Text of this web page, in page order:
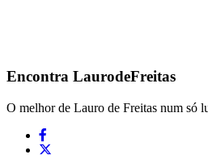
Encontra LaurodeFreitas
O melhor de Lauro de Freitas num só